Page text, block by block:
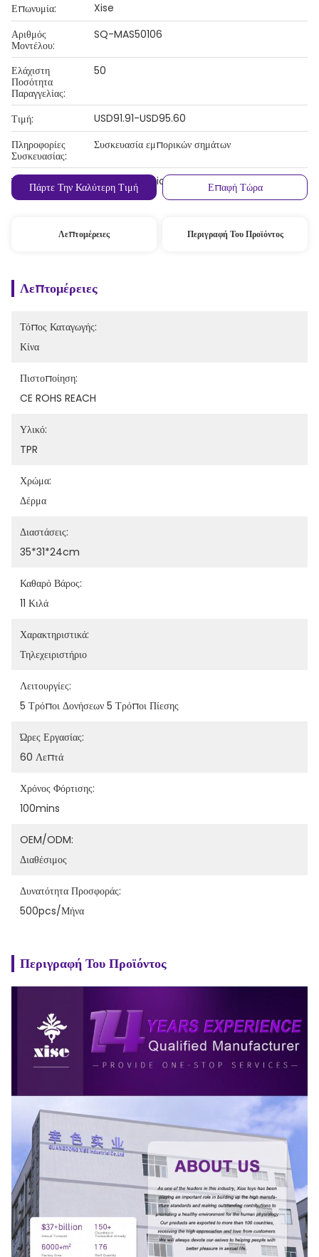
Επωνυμία:
Xise
Αριθμός
Μοντέλου:
SQ-MAS50106
Ελάχιστη
Ποσότητα
Παραγγελίας:
50
Τιμή:
USD91.91-USD95.60
Πληροφορίες
Συσκευασίας:
Συσκευασία εμπορικών σημάτων
Όροι Πληρωμής: , Western Union, T/T
Πάρτε Την Καλύτερη Τιμή Επαφή Τώρα
Λεπτομέρειες Περιγραφή Του Προϊόντος
Λεπτομέρειες
Τόπος Καταγωγής:
Κίνα
Πιστοποίηση:
CE ROHS REACH
Υλικό:
TPR
Χρώμα:
Δέρμα
Διαστάσεις:
35*31*24cm
Καθαρό Βάρος:
11 Κιλά
Χαρακτηριστικά:
Τηλεχειριστήριο
Λειτουργίες:
5 Τρόποι Δονήσεων 5 Τρόποι Πίεσης
Ώρες Εργασίας:
60 Λεπτά
Χρόνος Φόρτισης:
100mins
OEM/ODM:
Διαθέσιμος
Δυνατότητα Προσφοράς:
500pcs/μήνα
Περιγραφή Του Προϊόντος